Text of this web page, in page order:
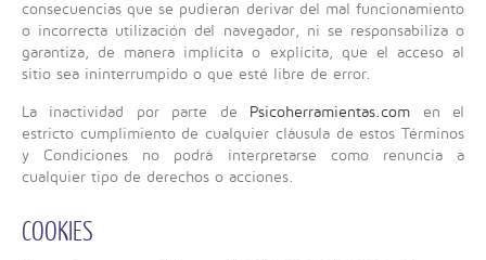
consecuencias que se pudieran derivar del mal funcionamiento
o incorrecta utilización del navegador, ni se responsabiliza o
garantiza, de manera implícita o explícita, que el acceso al
sitio sea ininterrumpido o que esté libre de error.
La inactividad por parte de Psicoherramientas.com en el
estricto cumplimiento de cualquier cláusula de estos Términos
y Condiciones no podrá interpretarse como renuncia a
cualquier tipo de derechos o acciones.
COOKIES